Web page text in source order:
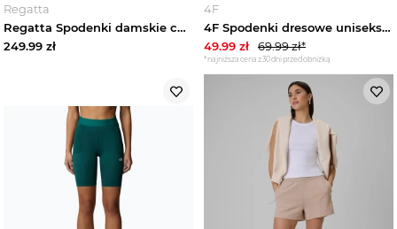
Regatta
Regatta Spodenki damskie casual Sabelle Biały
249.99 zł
4F
4F Spodenki dresowe uniseks - żółte S
49.99 zł 69.99zł*
*najniższa cena z 30 dni przed obniżką